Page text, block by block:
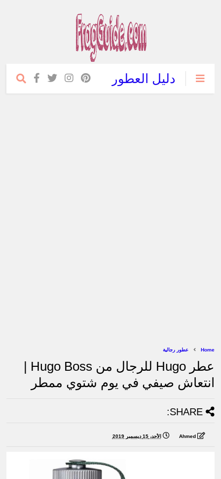
دليل العطور
Home عطور رجالية
عطر Hugo للرجال من Hugo Boss |
انتعاش صيفي في يوم شتوي ممطر
SHARE:
Ahmed الأحد، 15 ديسمبر 2019